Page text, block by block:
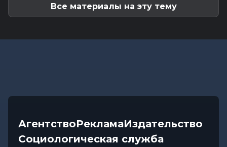
Все материалы на эту тему
АгентствоРекламаИздательство
Социологическая служба